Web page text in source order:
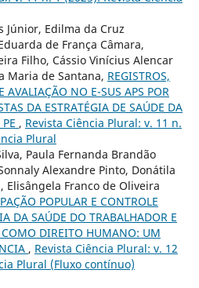
Júnior, Edilma da Cruz
de França Câmara,
Filho, Cássio Vinícius Alencar
Maria de Santana, REGISTROS,
NO E-SUS APS POR
DA ESTRATÉGIA DE SAÚDE DA
, Revista Ciência Plural: v. 11 n.
Plural
Paula Fernanda Brandão
Alexandre Pinto, Donátila
Elisângela Franco de Oliveira
POPULAR E CONTROLE
DA SAÚDE DO TRABALHADOR E
COMO DIREITO HUMANO: UM
, Revista Ciência Plural: v. 12
Plural (Fluxo contínuo)